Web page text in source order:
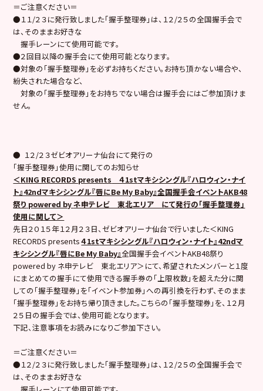
＝ご注意ください＝
●１１/２３に発行致しました「握手整理券」は、１２/２５の全国握手会で
は、そのままお好きな
握手レーンにて使用可能です。
●２回目以降の握手会にて使用可能となります。
●対象の「握手整理券」を必ずお持ちください。お持ち頂かない場合や、
紛失された場合など、
対象の「握手整理券」をお持ちでない場合は握手会にはご参加頂けま
せん。
● １２/２３ゼビオアリーナ仙台にて発行の
「握手整理券」使用に関してのお知らせ
＜KING RECORDS presents ４1stマキシシングル『ハロウィン・ナイ
ト』42ndマキシシングル『唇にBe My Baby』全国握手会イベントAKB48
祭り powered byネ申テレビ 東北エリア にて発行の「握手整理券 」
使用に関して＞
先日２０１５年１２月２３日、ゼビオアリーナ仙台で行いました＜KING
RECORDS presents４1stマキシシングル『ハロウィン・ナイト』42ndマ
キシシングル『唇にBe My Baby』全国握手会イベントAKB48祭り
powered by ネ申テレビ 東北エリア＞にて、希望されたメンバーと１度
にまとめての握手にて使用できる握手券の「上限枚数」を超えた分に関
しての「握手整理券」を「イベント参加券」への再引換を行わず、そのまま
「握手整理券」をお持ち帰り頂きました。こちらの「握手整理券」を、１２月
２５日の握手会では、使用可能となります。
下記、注意事項をお読みになりご参加下さい。
＝ご注意ください＝
●１２/２３に発行致しました「握手整理券」は、１２/２５の全国握手会で
は、そのままお好きな
握手レーンにて使用可能です。